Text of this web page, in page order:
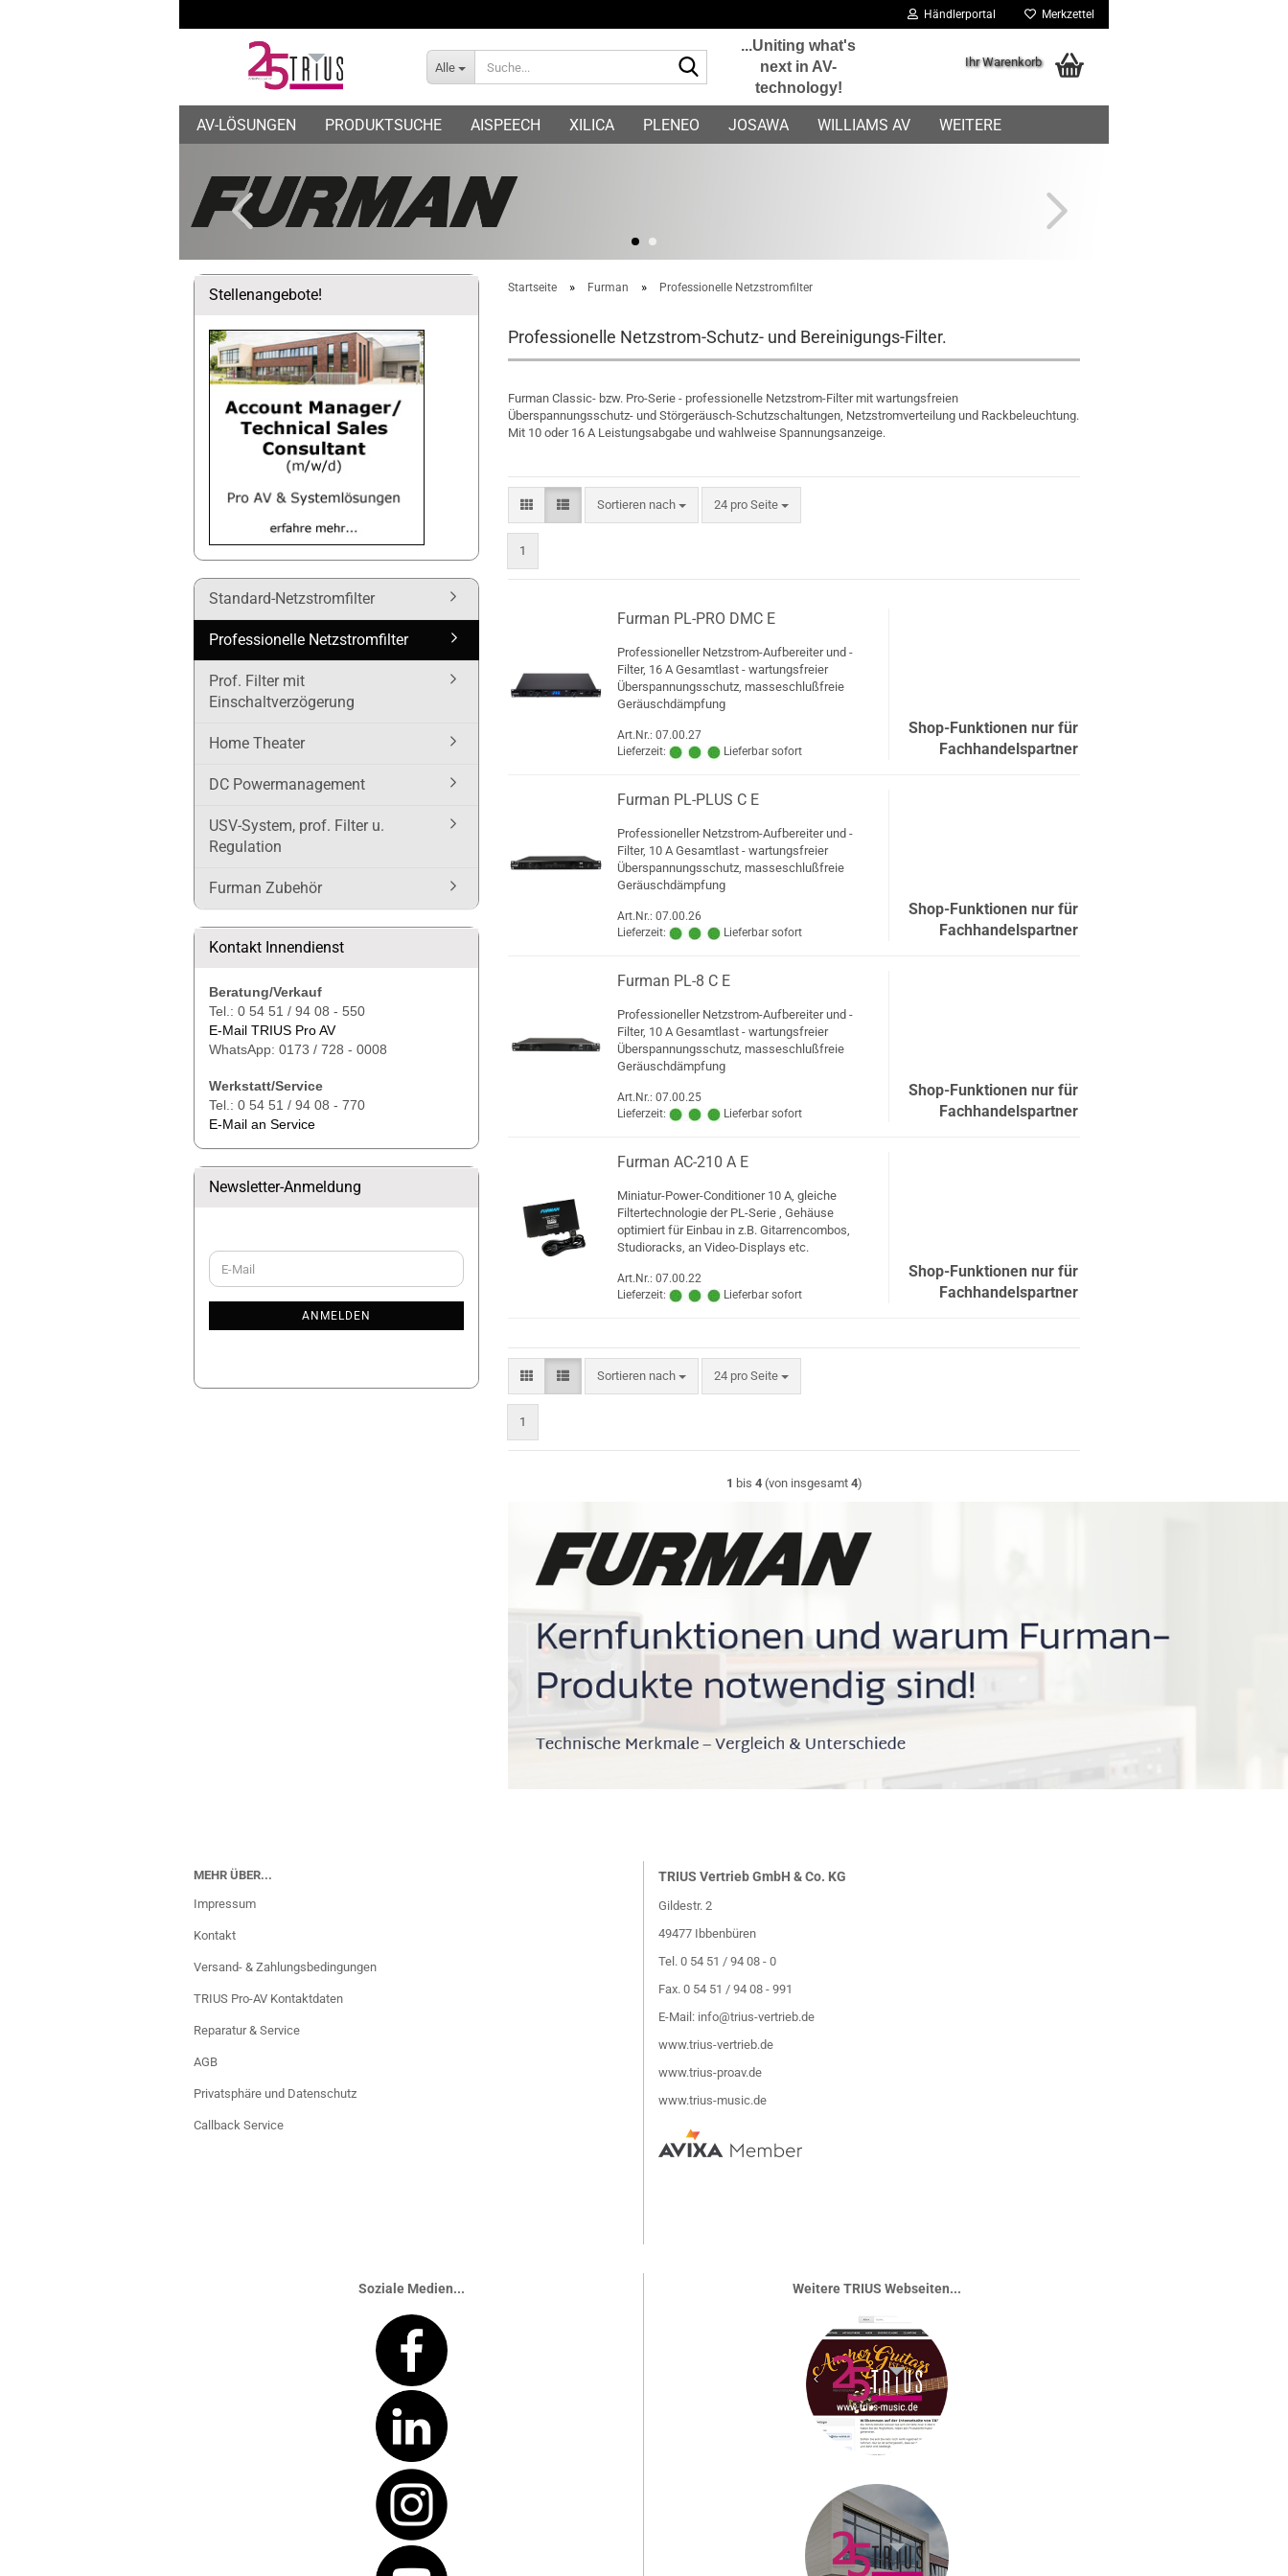
Händlerportal
E-Mail
Merkzettel
Alle
...Uniting what's
next in AV-
technology!
Ihr Warenkorb
AV-LÖSUNGEN PRODUKTSUCHE AISPEECH XILICA PLENEO JOSAWA WILLIAMS AV WEITERE
Startseite » Furman » Professionelle Netzstromfilter
Professionelle Netzstrom-Schutz- und Bereinigungs-Filter.
Furman Classic- bzw. Pro-Serie - professionelle Netzstrom-Filter mit wartungsfreien
Überspannungsschutz- und Störgeräusch-Schutzschaltungen, Netzstromverteilung und Rackbeleuchtung.
Mit 10 oder 16 A Leistungsabgabe und wahlweise Spannungsanzeige.
Sortieren nach
Sortieren nach 24 pro Seite
pro Seite
1
Furman PL-PRO DMC E
Professioneller Netzstrom-Aufbereiter und -
Filter, 16 A Gesamtlast - wartungsfreier
Überspannungsschutz, masseschlußfreie
Geräuschdämpfung
Art.Nr.: 07.00.27
Lieferzeit:
Lieferbar sofort
Shop-Funktionen nur für
Fachhandelspartner
Furman PL-PLUS C E
Professioneller Netzstrom-Aufbereiter und -
Filter, 10 A Gesamtlast - wartungsfreier
Überspannungsschutz, masseschlußfreie
Geräuschdämpfung
Art.Nr.: 07.00.26
Lieferzeit:
Lieferbar sofort
Shop-Funktionen nur für
Fachhandelspartner
Furman PL-8 C E
Professioneller Netzstrom-Aufbereiter und -
Filter, 10 A Gesamtlast - wartungsfreier
Überspannungsschutz, masseschlußfreie
Geräuschdämpfung
Art.Nr.: 07.00.25
Lieferzeit:
Lieferbar sofort
Shop-Funktionen nur für
Fachhandelspartner
Furman AC-210 A E
Miniatur-Power-Conditioner 10 A, gleiche
Filtertechnologie der PL-Serie , Gehäuse
optimiert für Einbau in z.B. Gitarrencombos,
Studioracks, an Video-Displays etc.
Art.Nr.: 07.00.22
Lieferzeit:
Lieferbar sofort
Shop-Funktionen nur für
Fachhandelspartner
Sortieren nach
Sortieren nach 24 pro Seite
pro Seite
1
1 bis 4(von insgesamt 4)
Stellenangebote!
Standard-Netzstromfilter
Professionelle Netzstromfilter
Prof. Filter mit
Einschaltverzögerung
Home Theater
DC Powermanagement
USV-System, prof. Filter u.
Regulation
Furman Zubehör
Kontakt Innendienst
Beratung/Verkauf
Tel.: 0 54 51 / 94 08 - 550
E-Mail TRIUS Pro AV
WhatsApp: 0173 / 728 - 0008
Werkstatt/Service
Tel.: 0 54 51 / 94 08 - 770
E-Mail an Service
Newsletter-Anmeldung
WEITER
ZUR
E-
Mail
ANMELDEN
MEHR ÜBER...
Impressum
Kontakt
Versand- & Zahlungsbedingungen
TRIUS Pro-AV Kontaktdaten
Reparatur & Service
AGB
Privatsphäre und Datenschutz
Callback Service
TRIUS Vertrieb GmbH & Co. KG
Gildestr. 2
49477 Ibbenbüren
Tel. 0 54 51 / 94 08 - 0
Fax. 0 54 51 / 94 08 - 991
E-Mail: info@trius-vertrieb.de
www.trius-vertrieb.de
www.trius-proav.de
www.trius-music.de
Soziale Medien... Weitere TRIUS Webseiten...